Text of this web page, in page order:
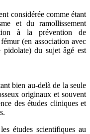
considérée comme étant
et du ramollissement
à la prévention de
(en association avec
du sujet âgé est
bien au-delà de la seule
originaux et souvent
des études cliniques et
études scientifiques au